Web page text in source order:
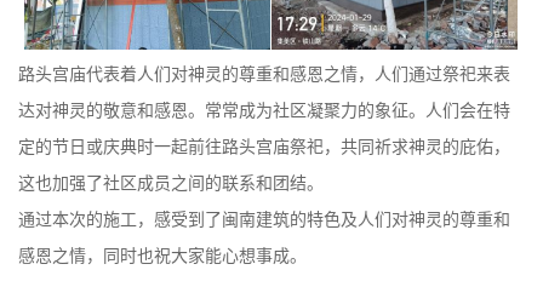
路头宫庙代表着人们对神灵的尊重和感恩之情，人们通过祭祀来表
达对神灵的敬意和感恩。常常成为社区凝聚力的象征。人们会在特
定的节日或庆典时一起前往路头宫庙祭祀，共同祈求神灵的庇佑，
这也加强了社区成员之间的联系和团结。
通过本次的施工，感受到了闽南建筑的特色及人们对神灵的尊重和
感恩之情，同时也祝大家能心想事成。